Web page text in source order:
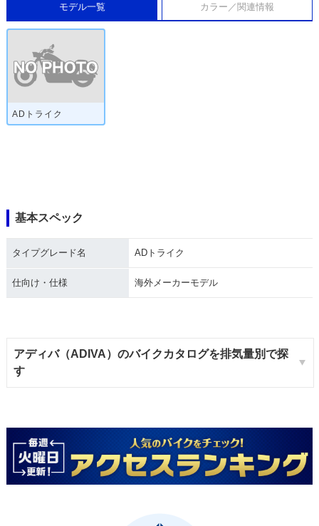
モデル一覧 カラー／関連情報
ADトライク
基本スペック
タイプグレード名 ADトライク
仕向け・仕様 海外メーカーモデル
アディバ（ADIVA）のバイクカタログを排気量別で探
す